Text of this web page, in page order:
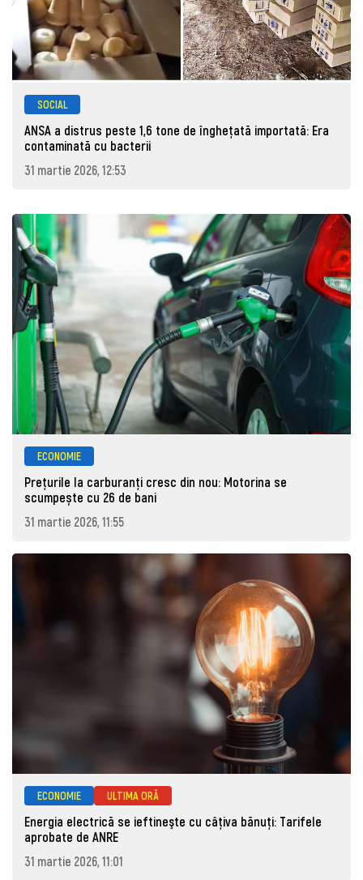
SOCIAL
ANSA a distrus peste 1,6 tone de înghețată importată: Era
contaminată cu bacterii
31 martie 2026, 12:53
ECONOMIE
Prețurile la carburanţi cresc din nou: Motorina se
scumpește cu 26 de bani
31 martie 2026, 11:55
ECONOMIE ULTIMA ORĂ
Energia electrică se ieftineşte cu câţiva bănuţi: Tarifele
aprobate de ANRE
31 martie 2026, 11:01